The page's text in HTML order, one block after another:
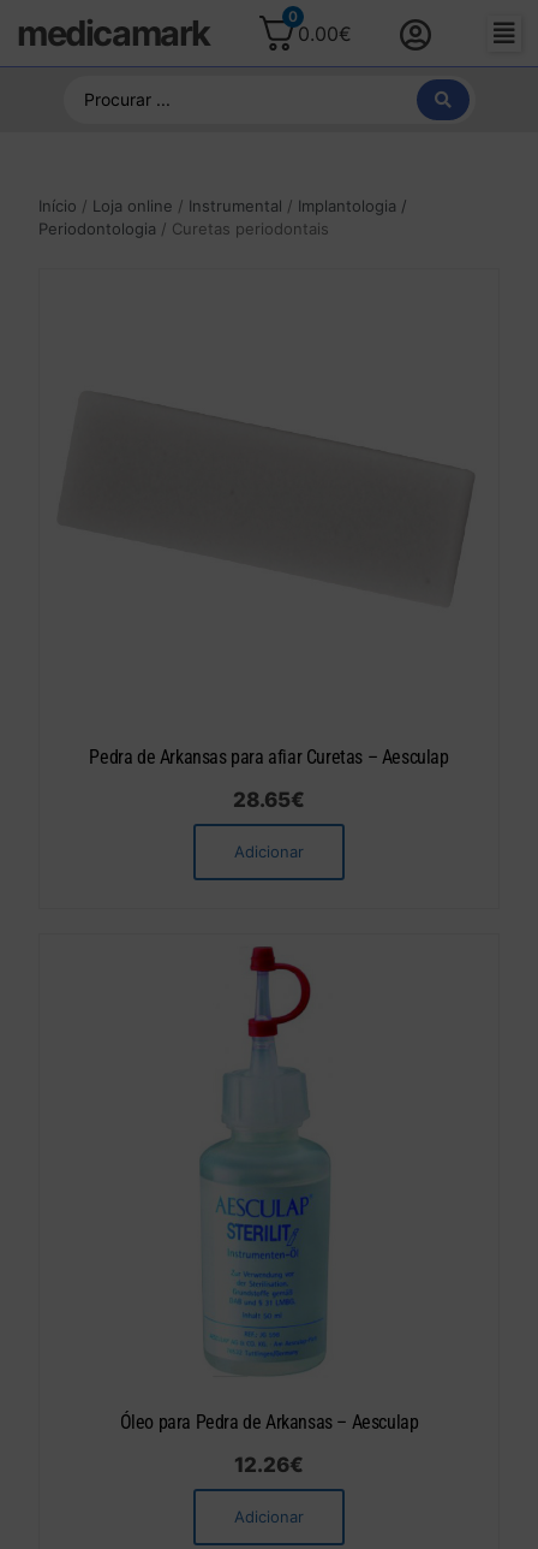
medicamark 0
0.00€
Início / Loja online / Instrumental / Implantologia /
Periodontologia / Curetas periodontais
Pedra de Arkansas para afiar Curetas – Aesculap
28.65€
Adicionar
Óleo para Pedra de Arkansas – Aesculap
12.26€
Adicionar